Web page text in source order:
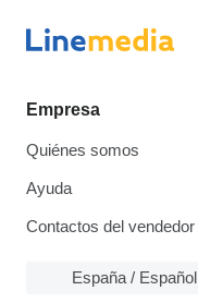
Empresa
Quiénes somos
Ayuda
Contactos del vendedor
España / Español